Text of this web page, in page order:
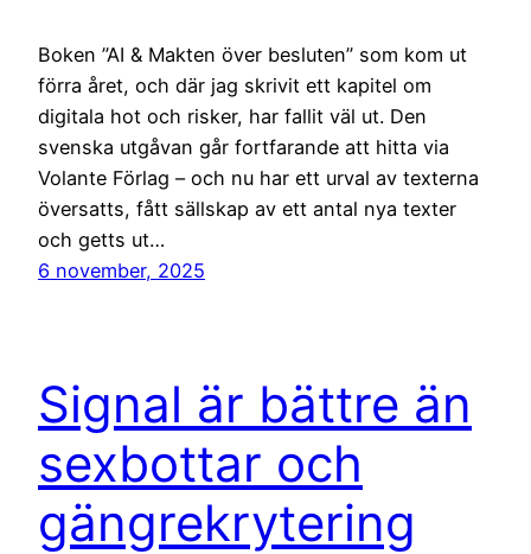
Boken ”AI & Makten över besluten” som kom ut
förra året, och där jag skrivit ett kapitel om
digitala hot och risker, har fallit väl ut. Den
svenska utgåvan går fortfarande att hitta via
Volante Förlag – och nu har ett urval av texterna
översatts, fått sällskap av ett antal nya texter
och getts ut…
6 november, 2025
Signal är bättre än
sexbottar och
gängrekrytering